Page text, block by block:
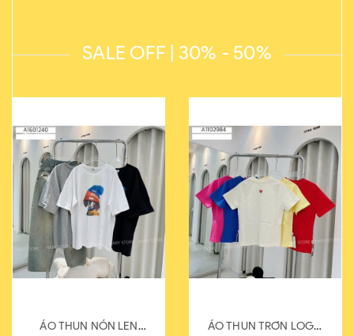
SALE OFF | 30% - 50%
ÁO THUN NÓN LEN
ÁO THUN TRƠN LOGO